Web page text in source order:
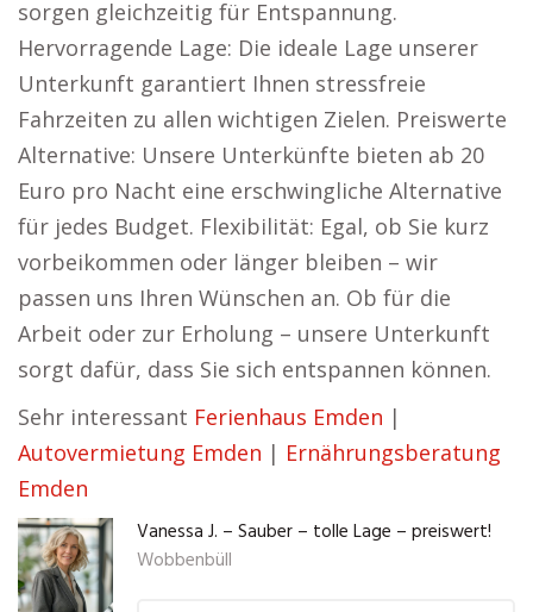
sorgen gleichzeitig für Entspannung.
Hervorragende Lage: Die ideale Lage unserer
Unterkunft garantiert Ihnen stressfreie
Fahrzeiten zu allen wichtigen Zielen. Preiswerte
Alternative: Unsere Unterkünfte bieten ab 20
Euro pro Nacht eine erschwingliche Alternative
für jedes Budget. Flexibilität: Egal, ob Sie kurz
vorbeikommen oder länger bleiben – wir
passen uns Ihren Wünschen an. Ob für die
Arbeit oder zur Erholung – unsere Unterkunft
sorgt dafür, dass Sie sich entspannen können.
Sehr interessant Ferienhaus Emden |
Autovermietung Emden | Ernährungsberatung
Emden
Vanessa J. – Sauber – tolle Lage – preiswert!
Wobbenbüll